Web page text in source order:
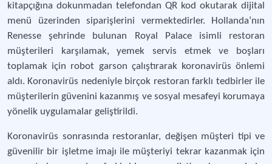
kitapçığına dokunmadan telefondan QR kod okutarak dijital
menü üzerinden siparişlerini vermektedirler. Hollanda’nın
Renesse şehrinde bulunan Royal Palace isimli restoran
müşterileri karşılamak, yemek servis etmek ve boşları
toplamak için robot garson çalıştırarak koronavirüs önlemi
aldı. Koronavirüs nedeniyle birçok restoran farklı tedbirler ile
müşterilerin güvenini kazanmış ve sosyal mesafeyi korumaya
yönelik uygulamalar geliştirildi.
Koronavirüs sonrasında restoranlar, değişen müşteri tipi ve
güvenilir bir işletme imajı ile müşteriyi tekrar kazanmak için